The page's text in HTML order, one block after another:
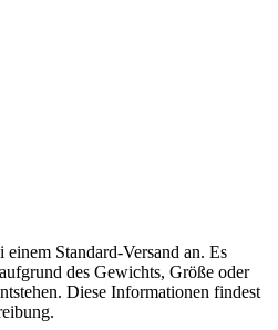
Standard-Versand an. Es
des Gewichts, Größe oder
Diese Informationen findest